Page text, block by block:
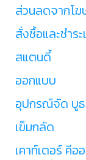
ส่วนลดจากโ
สั่งซื้อและชำระ
สแตนดี้
ออกแบบ
อุปกรณ์จัด บูธ
เข็มกลัด
เคาท์เตอร์ คี